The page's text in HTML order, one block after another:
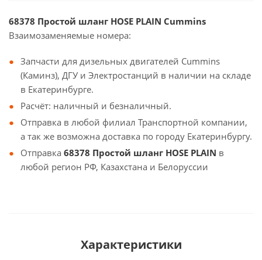
68378 Простой шланг HOSE PLAIN Cummins
Взаимозаменяемые номера:
Запчасти для дизельных двигателей Cummins
(Каминз), ДГУ и Электростанций в наличии на складе
в Екатеринбурге.
Расчёт: наличный и безналичный.
Отправка в любой филиал Транспортной компании,
а так же возможна доставка по городу Екатеринбургу.
Отправка 68378 Простой шланг HOSE PLAIN в
любой регион РФ, Казахстана и Белоруссии
Характеристики